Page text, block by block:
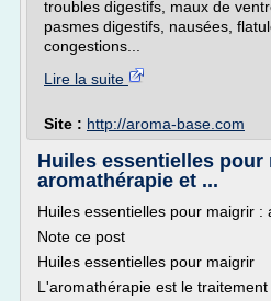
troubles digestifs, maux de
pasmes digestifs, nausées,
congestions...
Lire la suite
Site : http://aroma-base.com
Huiles essentielles pour
aromathérapie et ...
Huiles essentielles pour maigrir
Note ce post
Huiles essentielles pour maigrir
L'aromathérapie est le